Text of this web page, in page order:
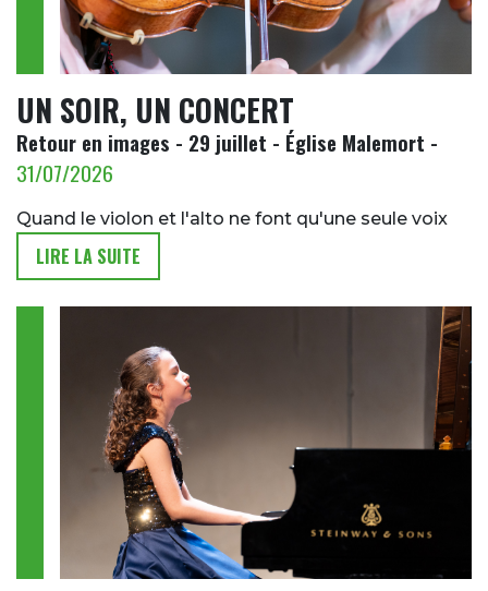
UN SOIR, UN CONCERT
Retour en images - 29 juillet - Église Malemort -
31/07/2026
Quand le violon et l'alto ne font qu'une seule voix
LIRE LA SUITE